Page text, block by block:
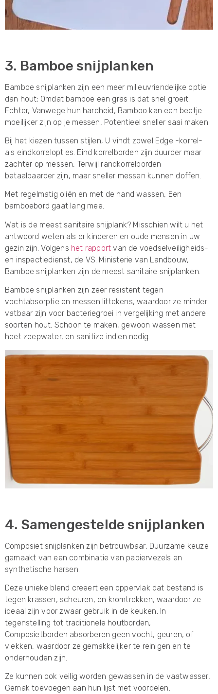
3. Bamboe snijplanken
Bamboe snijplanken zijn een meer milieuvriendelijke optie
dan hout; Omdat bamboe een gras is dat snel groeit.
Echter, Vanwege hun hardheid, Bamboo kan een beetje
moeilijker zijn op je messen, Potentieel sneller saai maken.
Bij het kiezen tussen stijlen, U vindt zowel Edge -korrel-
als eindkorrelopties. Eind korrelborden zijn duurder maar
zachter op messen, Terwijl randkorrelborden
betaalbaarder zijn, maar sneller messen kunnen doffen.
Met regelmatig oliën en met de hand wassen, Een
bamboebord gaat lang mee.
Wat is de meest sanitaire snijplank? Misschien wilt u het
antwoord weten als er kinderen en oude mensen in uw
gezin zijn. Volgens het rapport van de voedselveiligheids-
en inspectiedienst, de VS. Ministerie van Landbouw,
Bamboe snijplanken zijn de meest sanitaire snijplanken.
Bamboe snijplanken zijn zeer resistent tegen
vochtabsorptie en messen littekens, waardoor ze minder
vatbaar zijn voor bacteriegroei in vergelijking met andere
soorten hout. Schoon te maken, gewoon wassen met
heet zeepwater, en sanitize indien nodig.
4. Samengestelde snijplanken
Composiet snijplanken zijn betrouwbaar, Duurzame keuze
gemaakt van een combinatie van papiervezels en
synthetische harsen.
Deze unieke blend creëert een oppervlak dat bestand is
tegen krassen, scheuren, en kromtrekken, waardoor ze
ideaal zijn voor zwaar gebruik in de keuken. In
tegenstelling tot traditionele houtborden,
Composietborden absorberen geen vocht, geuren, of
vlekken, waardoor ze gemakkelijker te reinigen en te
onderhouden zijn.
Ze kunnen ook veilig worden gewassen in de vaatwasser,
Gemak toevoegen aan hun lijst met voordelen.